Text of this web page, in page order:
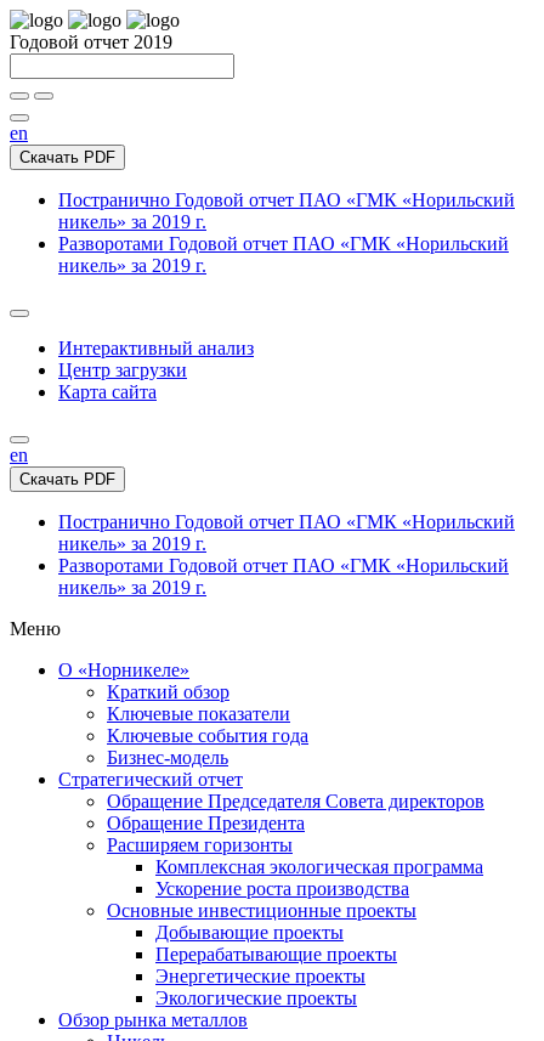
Годовой отчет 2019
en
Скачать PDF
Постранично Годовой отчет ПАО «ГМК «Норильский
никель» за 2019 г.
Разворотами Годовой отчет ПАО «ГМК «Норильский
никель» за 2019 г.
Интерактивный анализ
Центр загрузки
Карта сайта
en
Скачать PDF
Постранично Годовой отчет ПАО «ГМК «Норильский
никель» за 2019 г.
Разворотами Годовой отчет ПАО «ГМК «Норильский
никель» за 2019 г.
Меню
О «Норникеле»
Краткий обзор
Ключевые показатели
Ключевые события года
Бизнес-модель
Стратегический отчет
Обращение Председателя Совета директоров
Обращение Президента
Расширяем горизонты
Комплексная экологическая программа
Ускорение роста производства
Основные инвестиционные проекты
Добывающие проекты
Перерабатывающие проекты
Энергетические проекты
Экологические проекты
Обзор рынка металлов